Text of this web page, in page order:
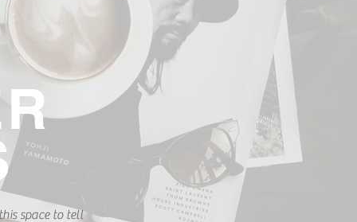
space to tell